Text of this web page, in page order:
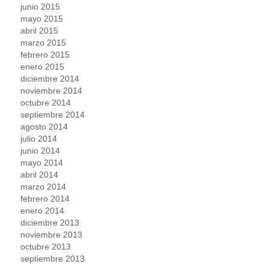
junio 2015
mayo 2015
abril 2015
marzo 2015
febrero 2015
enero 2015
diciembre 2014
noviembre 2014
octubre 2014
septiembre 2014
agosto 2014
julio 2014
junio 2014
mayo 2014
abril 2014
marzo 2014
febrero 2014
enero 2014
diciembre 2013
noviembre 2013
octubre 2013
septiembre 2013